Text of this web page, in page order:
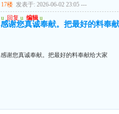
17楼 发表于: 2026-06-02 23:05 ---
u 回复 u 编辑 u
感谢您真诚奉献。把最好的料奉
感谢您真诚奉献。把最好的料奉献给大家